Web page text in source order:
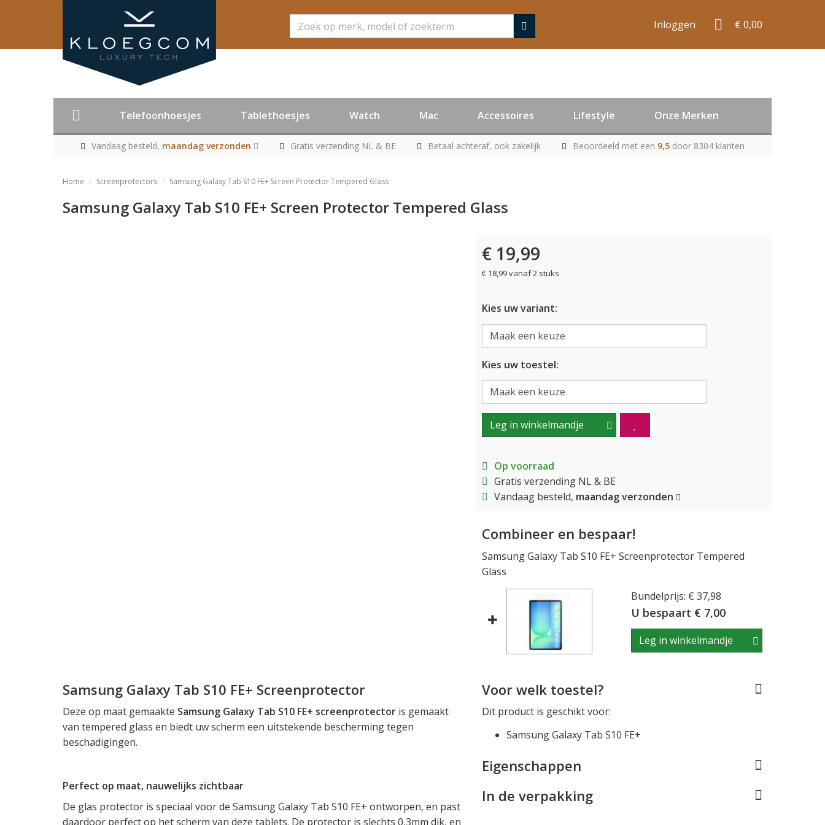
Zoeken Inloggen € 0,00
Telefoonhoesjes Tablethoesjes Watch Mac Accessoires Lifestyle Onze Merken
Vandaag besteld, maandag verzonden Gratis verzending NL & BE Betaal achteraf, ook zakelijk Beoordeeld met een 9,5 door 8304 klanten
Home Screenprotectors Samsung Galaxy Tab S10 FE+ Screen Protector Tempered Glass
Samsung Galaxy Tab S10 FE+ Screen Protector Tempered Glass
€ 19,99
€ 18,99 vanaf 2 stuks
Kies uw variant:
Kies uw toestel:
Leg in winkelmandje
Op voorraad
Gratis verzending NL & BE
Vandaag besteld, maandag verzonden
Combineer en bespaar!
Samsung Galaxy Tab S10 FE+ Screenprotector Tempered
Glass
Bundelprijs: € 37,98
U bespaart € 7,00
Leg in winkelmandje
Samsung Galaxy Tab S10 FE+ Screenprotector
Deze op maat gemaakte Samsung Galaxy Tab S10 FE+ screenprotector is gemaakt
van tempered glass en biedt uw scherm een uitstekende bescherming tegen
beschadigingen.
Perfect op maat, nauwelijks zichtbaar
De glas protector is speciaal voor de Samsung Galaxy Tab S10 FE+ ontworpen, en past
daardoor perfect op het scherm van deze tablets. De protector is slechts 0,3mm dik, en
Voor welk toestel?
Dit product is geschikt voor:
Samsung Galaxy Tab S10 FE+
Eigenschappen
In de verpakking